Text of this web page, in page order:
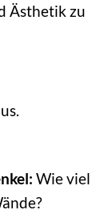
Ästhetik zu
Wie viel